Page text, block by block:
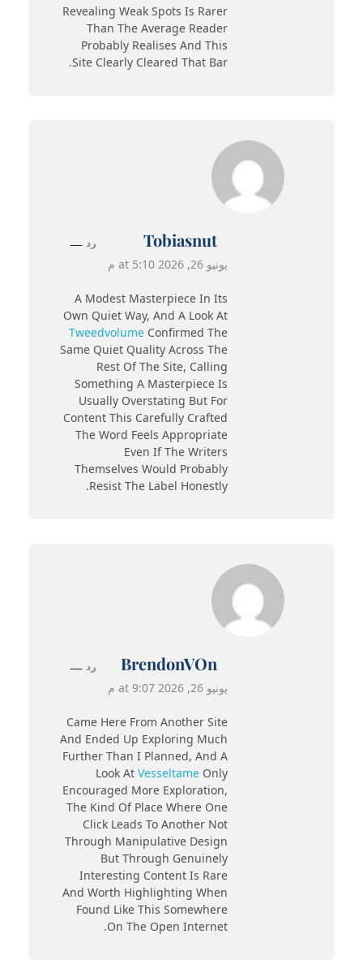
Revealing Weak Spots Is Rarer
Than The Average Reader
Probably Realises And This
Site Clearly Cleared That Bar.
Tobiasnut
يونيو 26, 2026 at 5:10 م
A Modest Masterpiece In Its
Own Quiet Way, And A Look At
Tweedvolume Confirmed The
Same Quiet Quality Across The
Rest Of The Site, Calling
Something A Masterpiece Is
Usually Overstating But For
Content This Carefully Crafted
The Word Feels Appropriate
Even If The Writers
Themselves Would Probably
Resist The Label Honestly.
رد
BrendonVOn
يونيو 26, 2026 at 9:07 م
Came Here From Another Site
And Ended Up Exploring Much
Further Than I Planned, And A
Look At Vesseltame Only
Encouraged More Exploration,
The Kind Of Place Where One
Click Leads To Another Not
Through Manipulative Design
But Through Genuinely
Interesting Content Is Rare
And Worth Highlighting When
Found Like This Somewhere
On The Open Internet.
رد